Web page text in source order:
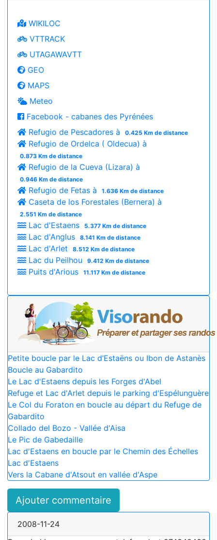
WIKILOC
VTTRACK
UTAGAWAVTT
GEO
MAPS
Meteo
Facebook - cabanes des Pyrénées
Refugio de Pescadores à
0.425 Km de distance
Refugio de Ordelca ( Oldecua) à
0.873 Km de distance
Refugio de la Cueva (Lizara) à
0.946 Km de distance
Refugio de Fetas à 1.636 Km de distance
Caseta de los Forestales (Bernera) à
2.551 Km de distance
Lac d'Estaens 5.377 Km de distance
Lac d'Anglus 8.141 Km de distance
Lac d'Arlet 8.512 Km de distance
Lac du Peilhou 9.412 Km de distance
Puits d'Arious 11.117 Km de distance
Petite boucle par le Lac d’Estaëns ou Ibon de Astanès
Boucle au Gabardito
Le Lac d'Estaens depuis les Forges d'Abel
Refuge et Lac d'Arlet depuis le parking d'Espélunguère
Le Col du Foraton en boucle au départ du Refuge de
Gabardito
Collado del Bozo - Vallée d'Aisa
Le Pic de Gabedaille
Lac d'Estaens en boucle par le Chemin des Échelles
Lac d'Estaens
Vers la Cabane d'Atsout en vallée d'Aspe
Ajouter commentaire
2008-11-24